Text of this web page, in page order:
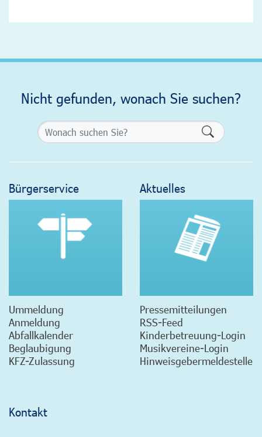
Nicht gefunden, wonach Sie suchen?
Bürgerservice
Ummeldung
Anmeldung
Abfallkalender
Beglaubigung
KFZ-Zulassung
Aktuelles
Pressemitteilungen
RSS-Feed
Kinderbetreuung-Login
Musikvereine-Login
Hinweisgebermeldestelle
Kontakt